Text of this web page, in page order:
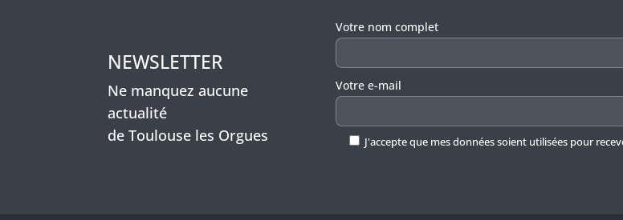
NEWSLETTER
Ne manquez aucune
actualité
de Toulouse les Orgues
Veuillez laisser ce champ vide.
Votre nom complet
Votre e-mail
J'accepte que mes données soient utilisées pour